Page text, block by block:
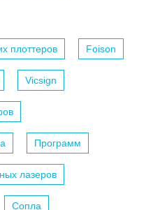
плоттеров Foison
Vicsign
Программ
лазеров
Сопла